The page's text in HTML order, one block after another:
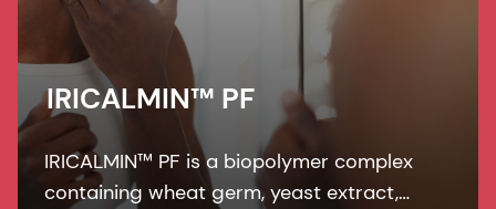
IRICALMIN™ PF
IRICALMIN™ PF is a biopolymer complex
containing wheat germ, yeast extract,